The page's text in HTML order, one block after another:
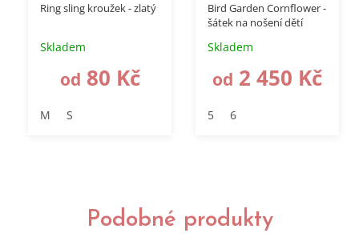
Ring sling kroužek - zlatý
Skladem
od 80 Kč
M S
Bird Garden Cornflower -
šátek na nošení dětí
Skladem
od 2 450 Kč
5 6
Podobné produkty